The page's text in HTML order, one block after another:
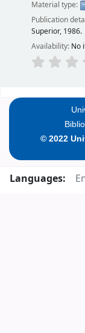
Material type:
Publication
Superior, 1986.
Availability: No
© 2022
Languages: